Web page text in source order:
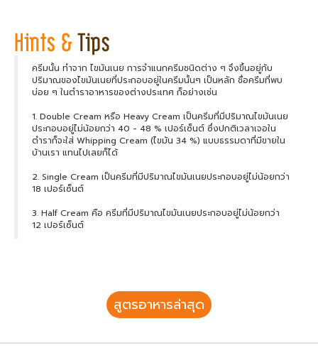
ครีมนั้น ทำจาก ไขมันเนย การจำแนกครีมชนิดต่าง ๆ จึงขึ้นอยู่กับ
ปริมาณของไขมันเนยที่ประกอบอยู่ในครีมนั้นๆ เป็นหลัก ชื่อครีมที่พบ
บ่อย ๆ ในตำราอาหารของต่างประเทศ ก็อย่างเช่น
1. Double Cream หรือ Heavy Cream เป็นครีมที่มีปริมาณไขมันเนย
ประกอบอยู่ไม่น้อยกว่า 40 - 48 % เปอร์เซ็นต์ ซึ่งปกติเวลาเจอใน
ตำราก็จะใส่ Whipping Cream (ไขมัน 34 %) แบบธรรมดาที่มีขายใน
บ้านเรา แทนไปเลยก็ได้
2. Single Cream เป็นครีมที่มีปริมาณไขมันเนยประกอบอยู่ไม่น้อยกว่า
18 เปอร์เซ็นต์
3. Half Cream คือ ครีมที่มีปริมาณไขมันเนยประกอบอยู่ไม่น้อยกว่า
12 เปอร์เซ็นต์
สูตรอาหารล่าสุด